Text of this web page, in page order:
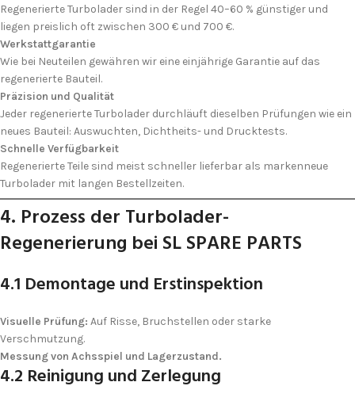
Regenerierte Turbolader sind in der Regel 40–60 % günstiger und
liegen preislich oft zwischen 300 € und 700 €.
Werkstatt­garantie
Wie bei Neuteilen gewähren wir eine einjährige Garantie auf das
regenerierte Bauteil.
Präzision und Qualität
Jeder regenerierte Turbolader durchläuft dieselben Prüfungen wie ein
neues Bauteil: Auswuchten, Dichtheits- und Druck­tests.
Schnelle Verfügbarkeit
Regenerierte Teile sind meist schneller lieferbar als markenneue
Turbolader mit langen Bestell­zeiten.
4. Prozess der Turbolader-
Regenerierung bei SL SPARE PARTS
4.1 Demontage und Erst­inspektion
Visuelle Prüfung: Auf Risse, Bruchstellen oder starke
Verschmutzung.
Messung von Achsspiel und Lagerzustand.
4.2 Reinigung und Zerlegung